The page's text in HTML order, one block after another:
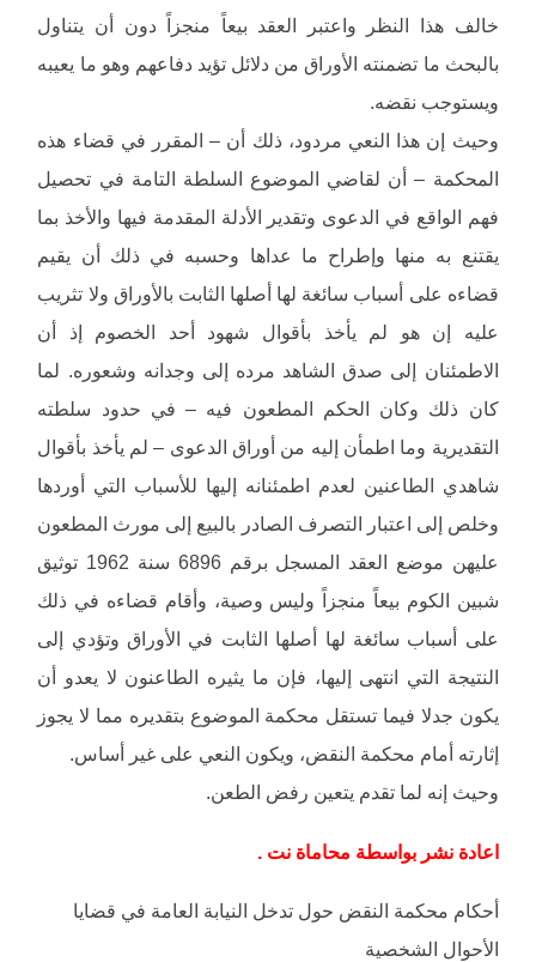
خالف هذا النظر واعتبر العقد بيعاً منجزاً دون أن يتناول
بالبحث ما تضمنته الأوراق من دلائل تؤيد دفاعهم وهو ما يعيبه
ويستوجب نقضه.
وحيث إن هذا النعي مردود، ذلك أن – المقرر في قضاء هذه
المحكمة – أن لقاضي الموضوع السلطة التامة في تحصيل
فهم الواقع في الدعوى وتقدير الأدلة المقدمة فيها والأخذ بما
يقتنع به منها وإطراح ما عداها وحسبه في ذلك أن يقيم
قضاءه على أسباب سائغة لها أصلها الثابت بالأوراق ولا تثريب
عليه إن هو لم يأخذ بأقوال شهود أحد الخصوم إذ أن
الاطمئنان إلى صدق الشاهد مرده إلى وجدانه وشعوره. لما
كان ذلك وكان الحكم المطعون فيه – في حدود سلطته
التقديرية وما اطمأن إليه من أوراق الدعوى – لم يأخذ بأقوال
شاهدي الطاعنين لعدم اطمئنانه إليها للأسباب التي أوردها
وخلص إلى اعتبار التصرف الصادر بالبيع إلى مورث المطعون
عليهن موضع العقد المسجل برقم 6896 سنة 1962 توثيق
شبين الكوم بيعاً منجزاً وليس وصية، وأقام قضاءه في ذلك
على أسباب سائغة لها أصلها الثابت في الأوراق وتؤدي إلى
النتيجة التي انتهى إليها، فإن ما يثيره الطاعنون لا يعدو أن
يكون جدلا فيما تستقل محكمة الموضوع بتقديره مما لا يجوز
إثارته أمام محكمة النقض، ويكون النعي على غير أساس.
وحيث إنه لما تقدم يتعين رفض الطعن.
اعادة نشر بواسطة محاماة نت .
أحكام محكمة النقض حول تدخل النيابة العامة في قضايا
الأحوال الشخصية